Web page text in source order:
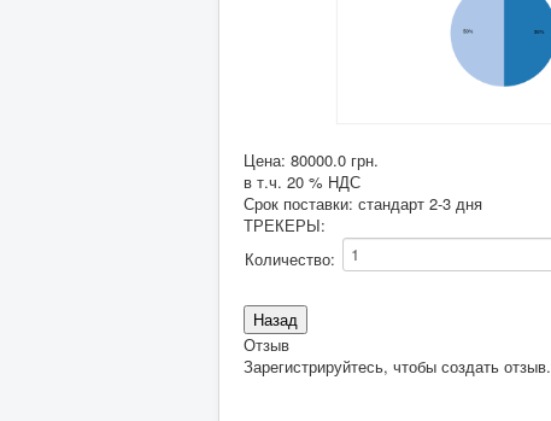
Цена: 80000.0 грн.
в т.ч. 20 % НДС
Срок поставки: стандарт 2-3 дня
ТРЕКЕРЫ:
Количество:
Отзыв
Зарегистрируйтесь, чтобы создать отзыв.